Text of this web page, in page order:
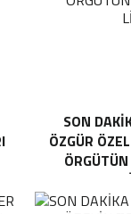
SON
ÖZGÜR